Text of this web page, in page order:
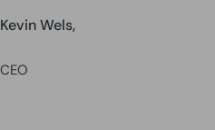
Kevin Wels,
CEO